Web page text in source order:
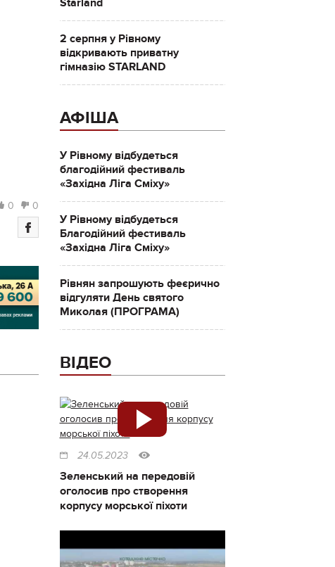
0 0
Starland
2 серпня у Рівному
відкривають приватну
гімназію STARLAND
АФІША
У Рівному відбудеться
благодійний фестиваль
«Західна Ліга Сміху»
У Рівному відбудеться
Благодійний фестиваль
«Західна Ліга Сміху»
Рівнян запрошують феєрично
відгуляти День святого
Миколая (ПРОГРАМА)
ВІДЕО
24.05.2023
Зеленський на передовій
оголосив про створення
корпусу морської піхоти